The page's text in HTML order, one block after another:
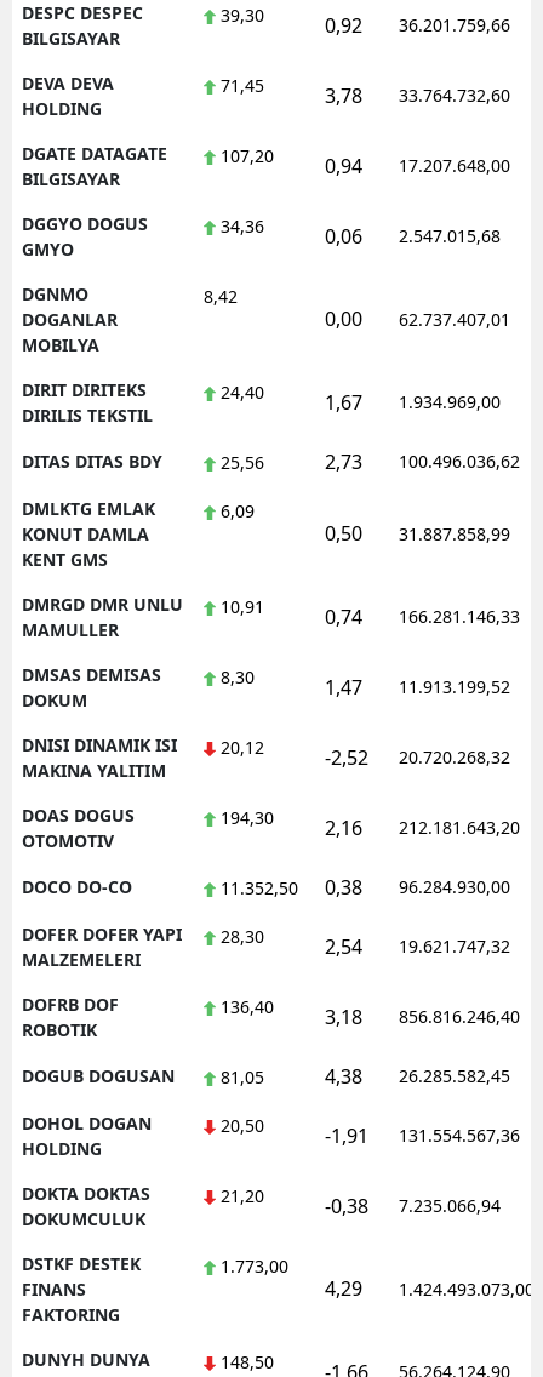
DESPC DESPEC
BILGISAYAR
39,30 0,92 36.201.759,66
DEVA DEVA
HOLDING
71,45 3,78 33.764.732,60
DGATE DATAGATE
BILGISAYAR
107,20 0,94 17.207.648,00
DGGYO DOGUS
GMYO
34,36 0,06 2.547.015,68
DGNMO
DOGANLAR
MOBILYA
8,42
0,00 62.737.407,01
DIRIT DIRITEKS
DIRILIS TEKSTIL
24,40 1,67 1.934.969,00
DITAS DITAS BDY 25,56 2,73 100.496.036,62
DMLKTG EMLAK
KONUT DAMLA
KENT GMS
6,09
0,50 31.887.858,99
DMRGD DMR UNLU
MAMULLER
10,91 0,74 166.281.146,33
DMSAS DEMISAS
DOKUM
8,30 1,47 11.913.199,52
DNISI DINAMIK ISI
MAKINA YALITIM
20,12 -2,52 20.720.268,32
DOAS DOGUS
OTOMOTIV
194,30 2,16 212.181.643,20
DOCO DO-CO 11.352,50 0,38 96.284.930,00
DOFER DOFER YAPI
MALZEMELERI
28,30 2,54 19.621.747,32
DOFRB DOF
ROBOTIK
136,40 3,18 856.816.246,40
DOGUB DOGUSAN 81,05 4,38 26.285.582,45
DOHOL DOGAN
HOLDING
20,50 -1,91 131.554.567,36
DOKTA DOKTAS
DOKUMCULUK
21,20 -0,38 7.235.066,94
DSTKF DESTEK
FINANS
FAKTORING
1.773,00
4,29 1.424.493.073,00
DUNYH DUNYA
148,50 56.264.124,90